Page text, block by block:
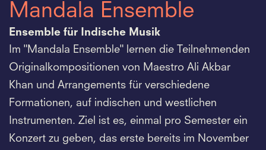
Mandala Ensemble
Ensemble für Indische Musik
Im "Mandala Ensemble" lernen die Teilnehmenden
Originalkompositionen von Maestro Ali Akbar
Khan und Arrangements für verschiedene
Formationen, auf indischen und westlichen
Instrumenten. Ziel ist es, einmal pro Semester ein
Konzert zu geben, das erste bereits im November